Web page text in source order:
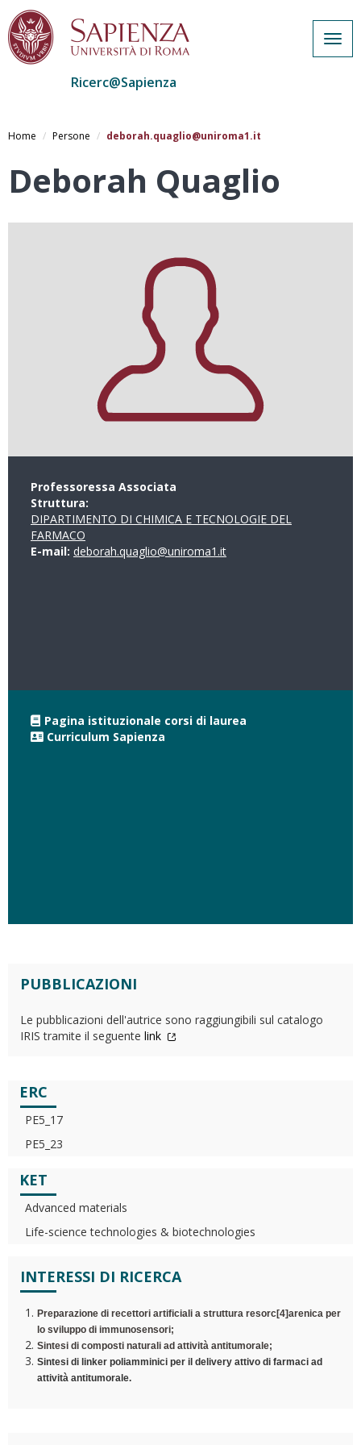
al
Ricerc@Sapienza
Home Persone deborah.quaglio@uniroma1.it
Deborah Quaglio
Professoressa Associata
Struttura:
DIPARTIMENTO DI CHIMICA E TECNOLOGIE DEL
FARMACO
E-mail: deborah.quaglio@uniroma1.it
Pagina istituzionale corsi di laurea
Curriculum Sapienza
PUBBLICAZIONI
Le pubblicazioni dell'autrice sono raggiungibili sul catalogo
IRIS tramite il seguente link
ERC
PE5_17
PE5_23
KET
Advanced materials
Life-science technologies & biotechnologies
INTERESSI DI RICERCA
Preparazione di recettori artificiali a struttura resorc[4]arenica per
lo sviluppo di immunosensori;
Sintesi di composti naturali ad attività antitumorale;
Sintesi di linker poliamminici per il delivery attivo di farmaci ad
attività antitumorale.